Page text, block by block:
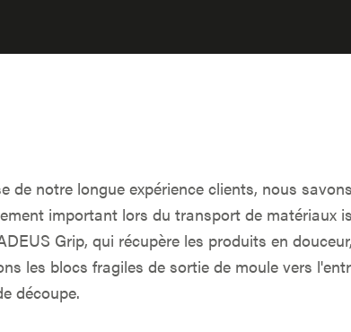
de notre longue expérience clients, nous
important lors du transport de matériaux
Grip, qui récupère les produits en
les blocs fragiles de sortie de moule vers
découpe.